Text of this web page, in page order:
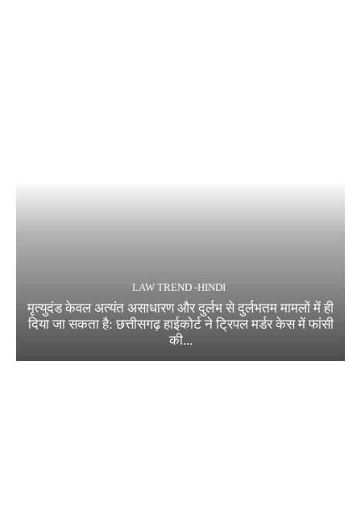
LAW TREND -HINDI
मृत्युदंड केवल अत्यंत असाधारण और दुर्लभ से दुर्लभतम मामलों में ही
दिया जा सकता है: छत्तीसगढ़ हाईकोर्ट ने ट्रिपल मर्डर केस में फांसी
की...